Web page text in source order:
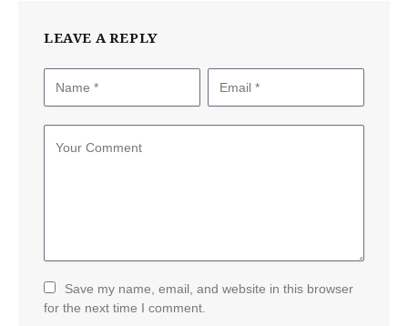
LEAVE A REPLY
Save my name, email, and website in this browser
for the next time I comment.